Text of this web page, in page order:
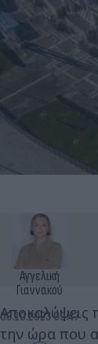
Αγγελική
Γιαννακού
03.10.2023 09:47
Αποκαλύψεις
την ώρα που